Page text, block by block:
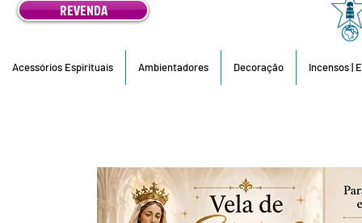
REVENDA
Acessórios Espirituais Ambientadores Decoração Incensos |